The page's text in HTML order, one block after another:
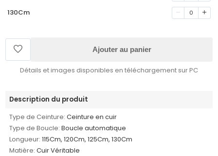
130Cm 0
Ajouter au panier
Détails et images disponibles en téléchargement sur PC
Description du produit
Type de Ceinture: Ceinture en cuir
Type de Boucle: Boucle automatique
Longueur: 115Cm, 120Cm, 125Cm, 130Cm
Matière: Cuir Véritable